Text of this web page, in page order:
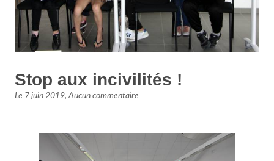
Stop aux incivilités !
Le 7 juin 2019,Aucun commentaire